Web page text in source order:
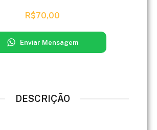
R$70,00
Enviar Mensagem
DESCRIÇÃO